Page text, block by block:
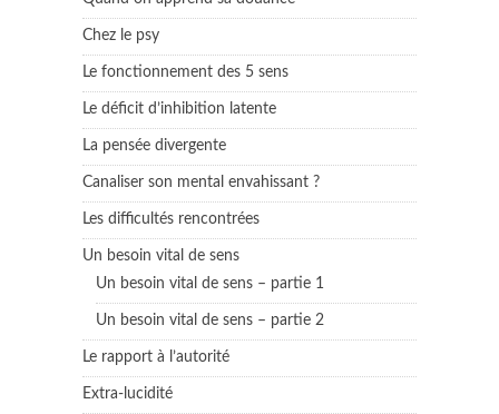
Chez le psy
Le fonctionnement des 5 sens
Le déficit d’inhibition latente
La pensée divergente
Canaliser son mental envahissant ?
Les difficultés rencontrées
Un besoin vital de sens
Un besoin vital de sens – partie 1
Un besoin vital de sens – partie 2
Le rapport à l’autorité
Extra-lucidité